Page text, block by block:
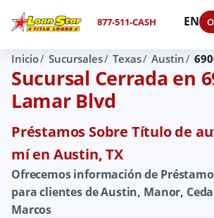
877-511-CASH EN
Inicio Sucursales Texas Austin
Sucursal Cerrada en
Lamar Blvd
Préstamos Sobre Título de
mí en Austin, TX
Ofrecemos información de
para clientes de Austin, Manor,
Marcos